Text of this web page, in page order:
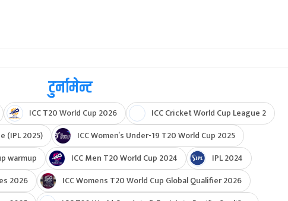
टुर्नामेन्ट
ICC T20 World Cup 2026
ICC Cricket World Cup League 2
(IPL 2025)
ICC Women’s Under-19 T20 World Cup 2025
warmup
ICC Men T20 World Cup 2024
IPL 2024
2026
ICC Womens T20 World Cup Global Qualifier 2026